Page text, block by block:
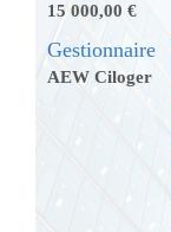
15 000,00 €
Gestionnaire
AEW Ciloger